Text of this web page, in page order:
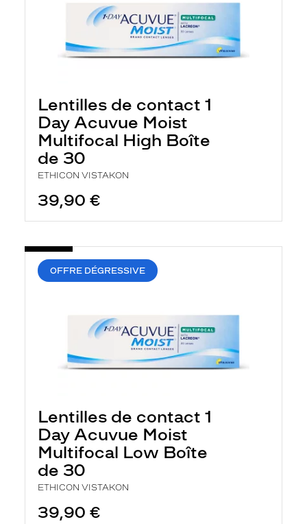
Lentilles de contact 1
Day Acuvue Moist
Multifocal High Boîte
de 30
ETHICON VISTAKON
39,90 €
OFFRE DÉGRESSIVE
Lentilles de contact 1
Day Acuvue Moist
Multifocal Low Boîte
de 30
ETHICON VISTAKON
39,90 €